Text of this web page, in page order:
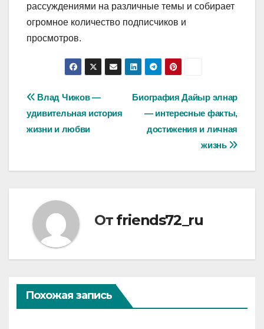
рассуждениями на различные темы и собирает
огромное количество подписчиков и
просмотров.
Навигация
по
Биография Дайыр элнар
— интересные факты,
достижения и личная
жизнь
Влад Чижов —
удивительная история
жизни и любви
От friends72_ru
Похожая запись